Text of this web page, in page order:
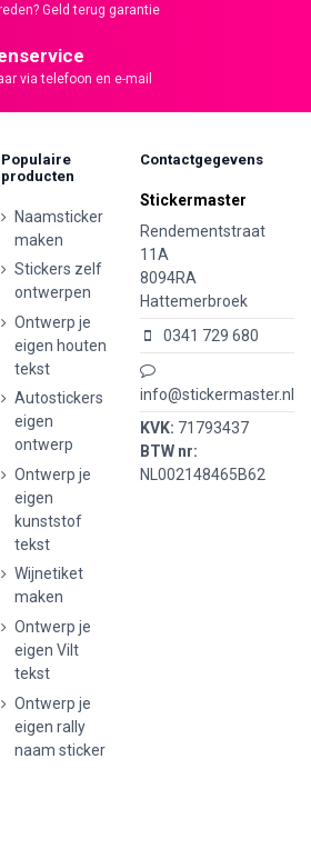
Geld terug garantie
via telefoon en e-mail
Populaire
producten
Naamsticker
maken
Stickers zelf
ontwerpen
Ontwerp je
eigen houten
tekst
Autostickers
eigen
ontwerp
Ontwerp je
eigen
kunststof
tekst
Wijnetiket
maken
Ontwerp je
eigen Vilt
tekst
Ontwerp je
eigen rally
naam sticker
Contactgegevens
Stickermaster
Rendementstraat
11A
8094RA
Hattemerbroek
0341 729 680
info@stickermaster.nl
KVK: 71793437
BTW nr:
NL002148465B62